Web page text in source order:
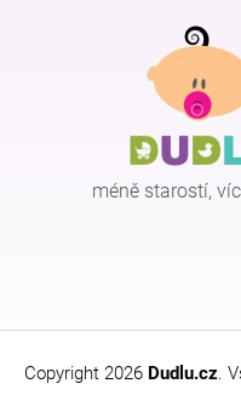
méně starostí,
Copyright 2026 Dudlu.cz.